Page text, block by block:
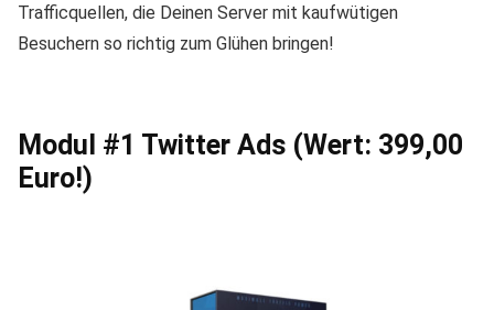
Trafficquellen, die Deinen Server mit kaufwütigen
Besuchern so richtig zum Glühen bringen!
Modul #1 Twitter Ads (Wert: 399,00
Euro!)